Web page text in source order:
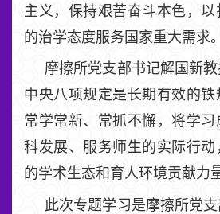
主义，保持艰苦奋斗本色，
的治学态度服务国家重大需求
摩擦所党支部书记解国新教
中央八项规定是长期有效的
常学常新、常抓不懈，将学
科发展、服务师生的实际行
的学术生态和育人环境贡献力
此次专题学习是摩擦所党